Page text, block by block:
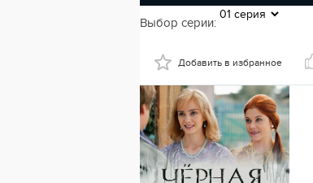
Выбор серии:
Добавить в избранное